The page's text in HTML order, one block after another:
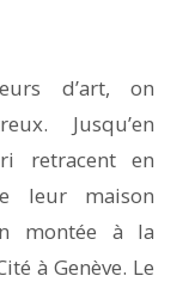
d’art, on
Jusqu’en
retracent en
leur maison
montée à la
à Genève. Le